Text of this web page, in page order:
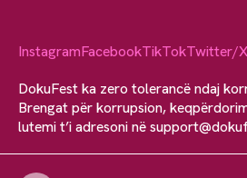
InstagramFacebookTikTokTwitter/X
DokuFest ka zero tolerancë ndaj
Brengat për korrupsion,
lutemi t’i adresoni në